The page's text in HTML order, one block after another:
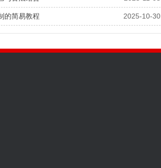
2025-10-30
的简易教程